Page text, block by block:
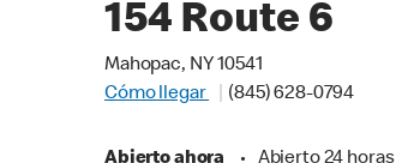
154 Route 6
Mahopac, NY 10541
Cómo llegar
(845) 628-0794